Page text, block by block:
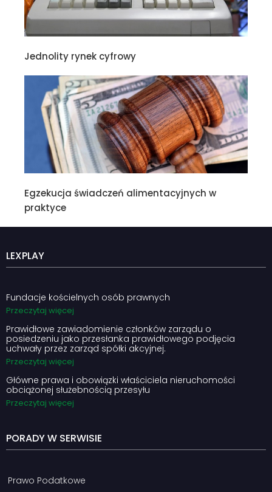
Jednolity rynek cyfrowy
Egzekucja świadczeń alimentacyjnych w
praktyce
LEXPLAY
Fundacje kościelnych osób prawnych
Przeczytaj więcej
Prawidłowe zawiadomienie członków zarządu o
posiedzeniu jako przesłanka prawidłowego podjęcia
uchwały przez zarząd spółki akcyjnej.
Przeczytaj więcej
Główne prawa i obowiązki właściciela nieruchomości
obciążonej służebnością przesyłu
Przeczytaj więcej
PORADY W SERWISIE
Prawo Podatkowe